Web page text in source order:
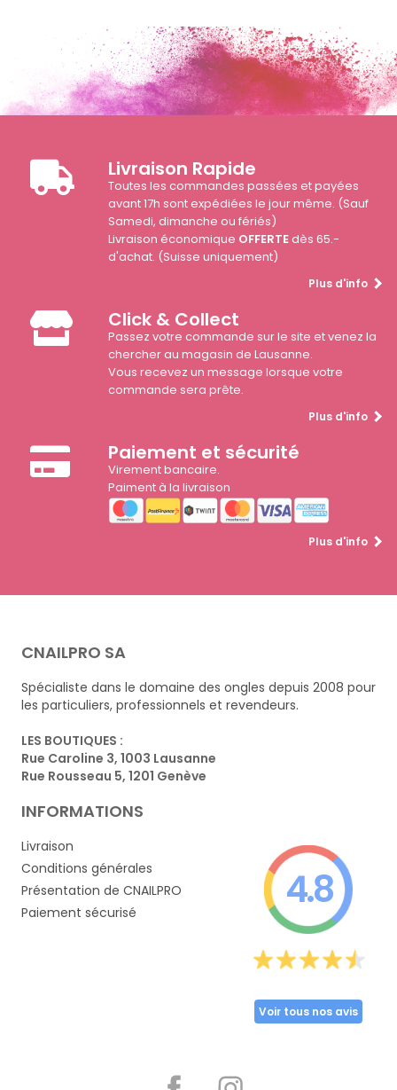
Livraison Rapide
Toutes les commandes passées et payées
avant 17h sont expédiées le jour même. (Sauf
Samedi, dimanche ou fériés)
Livraison économique OFFERTEdès 65.-
d'achat. (Suisse uniquement)
Plus d'info
Click & Collect
Passez votre commande sur le site et venez la
chercher au magasin de Lausanne.
Vous recevez un message lorsque votre
commande sera prête.
Plus d'info
Paiement et sécurité
Virement bancaire.
Paiment à la livraison
Plus d'info
CNAILPRO SA
Spécialiste dans le domaine des ongles depuis 2008 pour
les particuliers, professionnels et revendeurs.
LES BOUTIQUES :
Rue Caroline 3, 1003 Lausanne
Rue Rousseau 5, 1201 Genève
INFORMATIONS
Livraison
Conditions générales
Présentation de CNAILPRO
Paiement sécurisé
4.8
Voir tous nos avis